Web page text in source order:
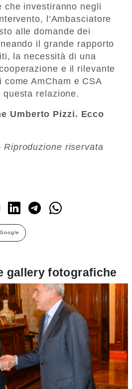
che investiranno negli
l’Ambasciatore
alle domande dei
il grande rapporto
la necessità di una
e il rilevante
AmCham e CSA
questa relazione.
Umberto Pizzi. Ecco
riservata
gallery fotografiche